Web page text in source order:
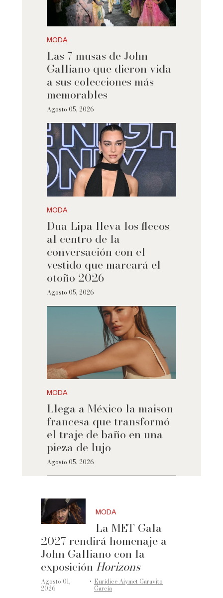
MODA
Las 7 musas de John
Galliano que dieron vida
a sus colecciones más
memorables
Agosto 05, 2026
MODA
Dua Lipa lleva los flecos
al centro de la
conversación con el
vestido que marcará el
otoño 2026
Agosto 05, 2026
MODA
Llega a México la maison
francesa que transformó
el traje de baño en una
pieza de lujo
Agosto 05, 2026
MODA
La MET Gala
2027 rendirá homenaje a
John Galliano con la
exposición Horizons
Agosto 01,
2026 ·Eurídice Aiymet Garavito
García